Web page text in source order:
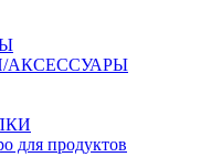
продуктов